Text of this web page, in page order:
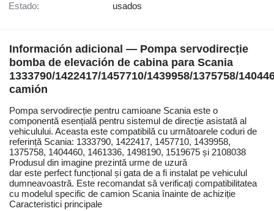
Estado: usados
Información adicional — Pompa servodirecție
bomba de elevación de cabina para Scania
1333790/1422417/1457710/1439958/1375758/
camión
Pompa servodirecție pentru camioane Scania este o
componentă esențială pentru sistemul de direcție asistată al
vehiculului. Aceasta este compatibilă cu următoarele coduri de
referință Scania: 1333790, 1422417, 1457710, 1439958,
1375758, 1404460, 1461336, 1498190, 1519675 și 2108038
Produsul din imagine prezintă urme de uzură
dar este perfect funcțional și gata de a fi instalat pe vehiculul
dumneavoastră. Este recomandat să verificați compatibilitatea
cu modelul specific de camion Scania înainte de achiziție
Caracteristici principale